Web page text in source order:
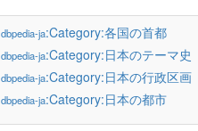
dbpedia-ja:Category:各国の首都
dbpedia-ja:Category:日本のテーマ史
dbpedia-ja:Category:日本の行政区画
dbpedia-ja:Category:日本の都市